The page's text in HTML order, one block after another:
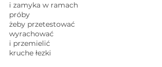
i zamyka w ramach
próby
żeby przetestować
wyrachować
i przemielić
kruche łezki